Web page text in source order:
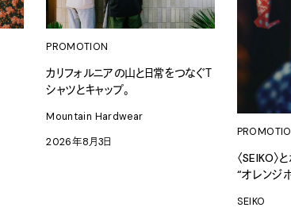
PROMOTION
カリフォルニアの山と日常をつなぐＴ
シャツとキャップ。
Mountain Hardwear
2026年8月3日
〈SEIKO〉
“オレンジ
SEIKO